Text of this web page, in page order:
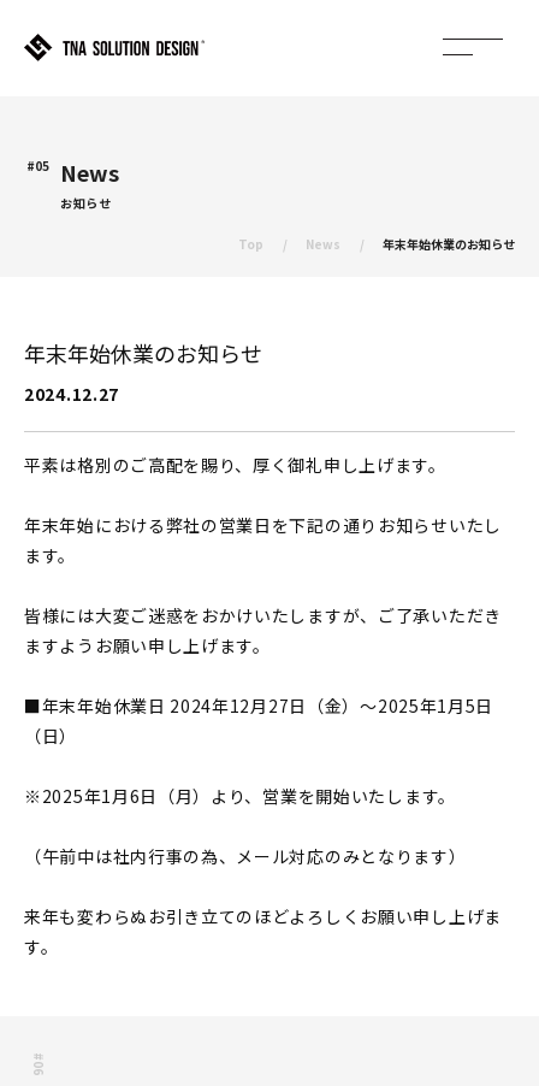
#05 News
お知らせ
Top News 年末年始休業のお知らせ
年末年始休業のお知らせ
2024.12.27
平素は格別のご高配を賜り、厚く御礼申し上げます。
年末年始における弊社の営業日を下記の通りお知らせいたし
ます。
皆様には大変ご迷惑をおかけいたしますが、ご了承いただき
ますようお願い申し上げます。
■年末年始休業日 2024年12月27日（金）〜2025年1月5日
（日）
※2025年1月6日（月）より、営業を開始いたします。
（午前中は社内行事の為、メール対応のみとなります）
来年も変わらぬお引き立てのほどよろしくお願い申し上げま
す。
#06